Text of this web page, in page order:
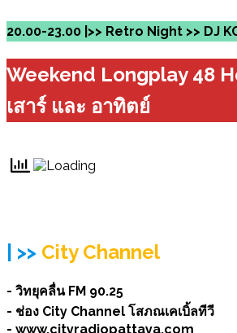
20.00-23.00 |>> Retro Night >> DJ
Weekend Longplay 48
เสาร์ และ อาทิตย์
| >> City Channel
- วิทยุคลื่น FM 90.25
- ช่อง City Channel โสภณเคเบิ้ลทีวี
- www.cityradiopattaya.com